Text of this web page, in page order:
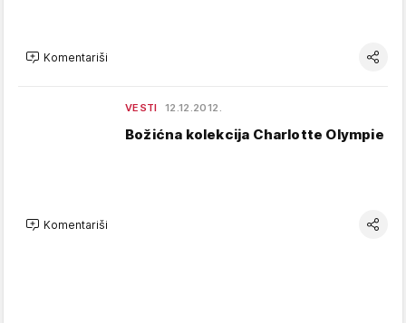
Komentariši
VESTI 12.12.2012.
Božićna kolekcija Charlotte Olympie
Komentariši